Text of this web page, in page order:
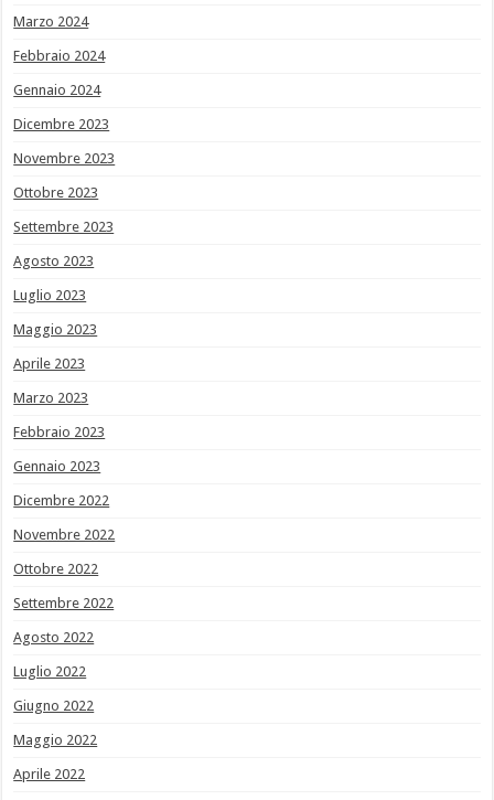
Marzo 2024
Febbraio 2024
Gennaio 2024
Dicembre 2023
Novembre 2023
Ottobre 2023
Settembre 2023
Agosto 2023
Luglio 2023
Maggio 2023
Aprile 2023
Marzo 2023
Febbraio 2023
Gennaio 2023
Dicembre 2022
Novembre 2022
Ottobre 2022
Settembre 2022
Agosto 2022
Luglio 2022
Giugno 2022
Maggio 2022
Aprile 2022